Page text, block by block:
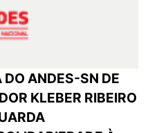
DO ANDES-SN DE
KLEBER RIBEIRO